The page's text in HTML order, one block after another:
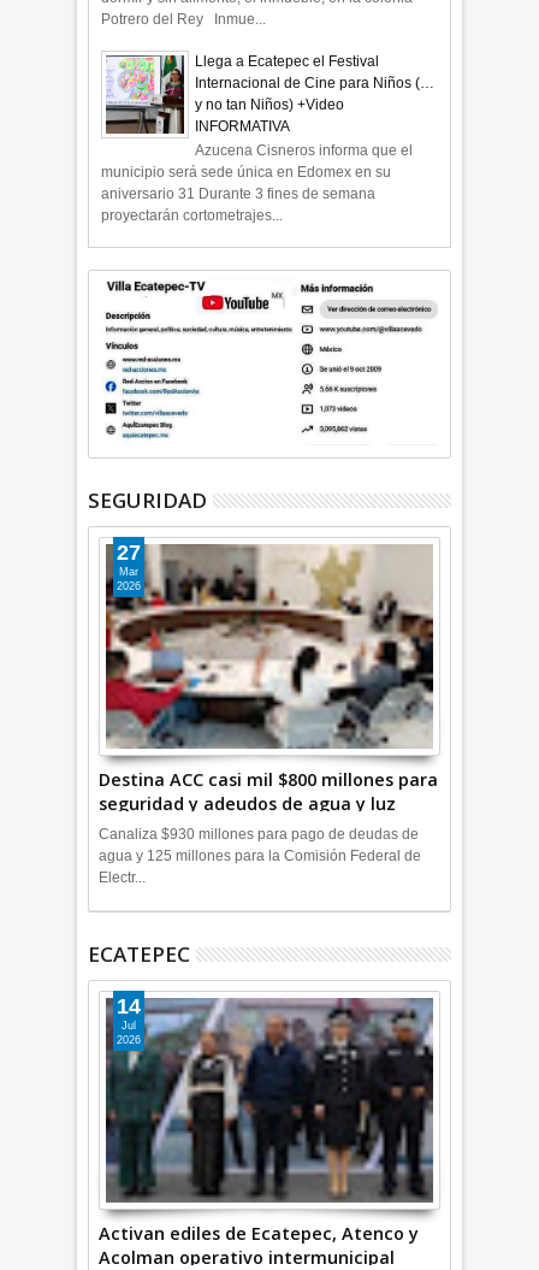
Potrero del Rey Inmue...
Llega a Ecatepec el Festival
Internacional de Cine para Niños (…
y no tan Niños) +Video
INFORMATIVA
Azucena Cisneros informa que el
municipio será sede única en Edomex en su
aniversario 31 Durante 3 fines de semana
proyectarán cortometrajes...
SEGURIDAD
Destina ACC casi mil $800 millones para
seguridad y adeudos de agua y luz
+Video
27
Mar
2026
Canaliza $930 millones para pago de deudas de
agua y 125 millones para la Comisión Federal de
Electr...
ECATEPEC
Activan ediles de Ecatepec, Atenco y
Acolman operativo intermunicipal
14
Jul
2026